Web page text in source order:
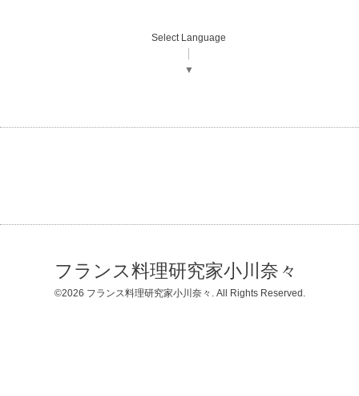
Select Language
▼
フランス料理研究家小川奈々
©2026 フランス料理研究家小川奈々 . All Rights Reserved.